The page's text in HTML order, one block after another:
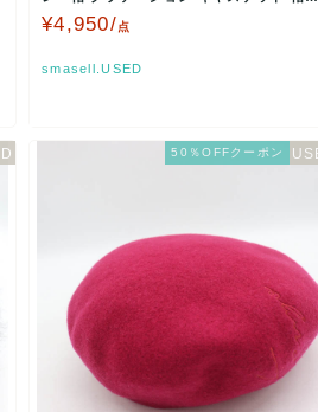
レディース マル…
¥4,950/点
smasell.USED
50％OFFクーポン